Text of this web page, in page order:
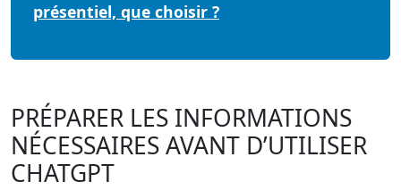
présentiel, que choisir ?
PRÉPARER LES INFORMATIONS
NÉCESSAIRES AVANT D’UTILISER
CHATGPT